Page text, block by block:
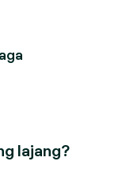
lajang?